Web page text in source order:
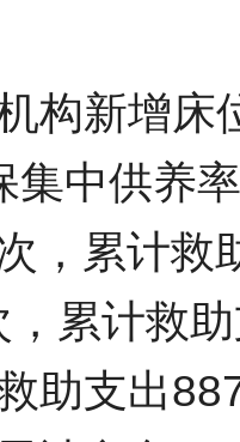
构新增床
集中供养
，累计救
，累计救
助支出